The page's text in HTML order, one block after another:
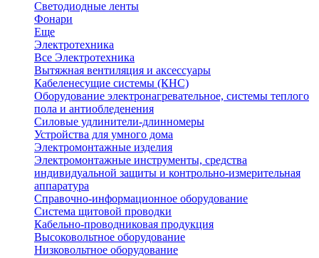
Светодиодные ленты
Фонари
Еще
Электротехника
Все Электротехника
Вытяжная вентиляция и аксессуары
Кабеленесущие системы (КНС)
Оборудование электронагревательное, системы теплого
пола и антиобледенения
Силовые удлинители-длинномеры
Устройства для умного дома
Электромонтажные изделия
Электромонтажные инструменты, средства
индивидуальной защиты и контрольно-измерительная
аппаратура
Справочно-информационное оборудование
Система щитовой проводки
Кабельно-проводниковая продукция
Высоковольтное оборудование
Низковольтное оборудование